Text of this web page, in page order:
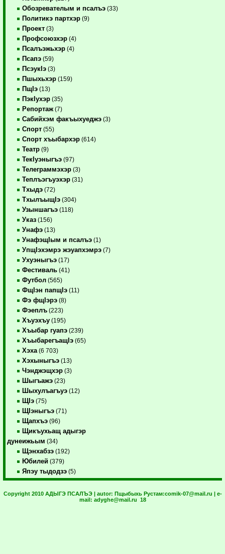
Обозревателым и псалъэ (33)
Политикэ партхэр (9)
Проект (3)
Профсоюзхэр (4)
Псалъэжьхэр (4)
Псапэ (59)
ПсэукIэ (3)
Пшыхьхэр (159)
ПщIэ (13)
ПэкIухэр (35)
Репортаж (7)
Сабийхэм факъыхуеджэ (3)
Спорт (55)
Спорт хъыбархэр (614)
Театр (9)
ТекIуэныгъэ (97)
Телеграммэхэр (3)
Теплъэгъуэхэр (31)
Тхыдэ (72)
ТхылъыщIэ (304)
Узыншагъэ (118)
Указ (156)
Унафэ (13)
УнафэщIым и псалъэ (1)
УпщIэхэмрэ жэуапхэмрэ (7)
Ухуэныгъэ (17)
Фестиваль (41)
Футбол (565)
ФщIэн папщIэ (11)
Фэ фщIэрэ (8)
Фэеплъ (223)
Хъуэхъу (195)
Хъыбар гуапэ (239)
ХъыбарегъащIэ (65)
Хэха (6 703)
Хэхыныгъэ (13)
Чэнджэщхэр (3)
Шыгъажэ (23)
Шыхулъагъуэ (12)
ЩIэ (75)
ЩIэныгъэ (71)
Щапхъэ (96)
Щикъухьащ адыгэр
дунеижьым (34)
Щэнхабзэ (192)
Юбилей (379)
Япэу тыдодзэ (5)
Copyright 2010 АДЫГЭ ПСАЛЪЭ | autor: Пщыбыхь Рустам:comik-07@mail.ru | e-
mail: adyghe@mail.ru 18